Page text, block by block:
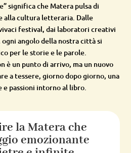
significa che Matera pulsa di
alla cultura letteraria. Dalle
festival, dai laboratori creativi
angolo della nostra città si
per le storie e le parole.
è un punto di arrivo, ma un nuovo
a tessere, giorno dopo giorno, una
passioni intorno al libro.
la Matera che
emozionante